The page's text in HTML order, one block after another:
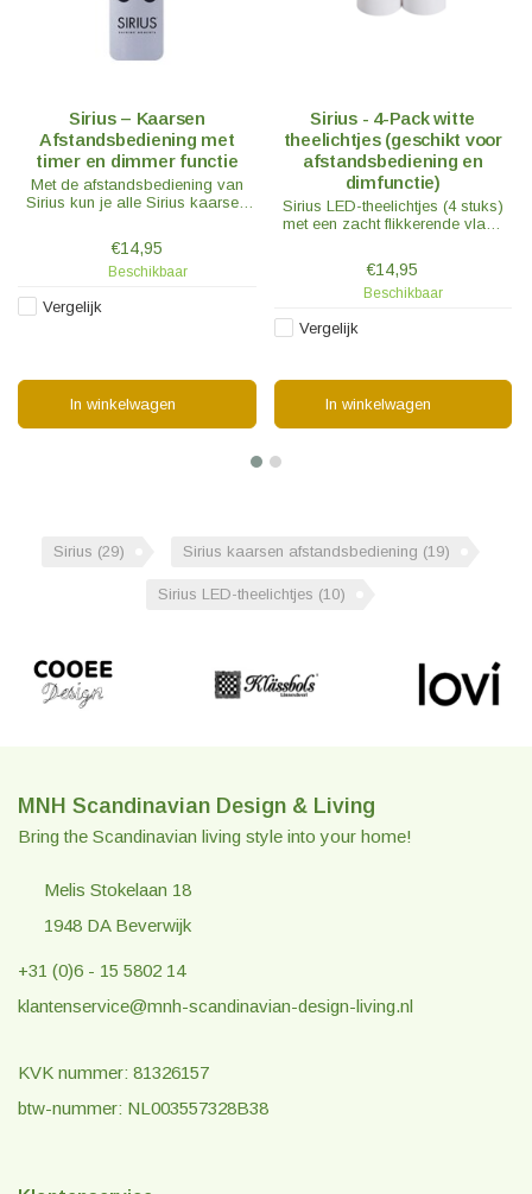
Sirius – Kaarsen
Afstandsbediening met
timer en dimmer functie
Met de afstandsbediening van
Sirius kun je alle Sirius kaarsen
gebruik maken van de handige
timer en dimmer functie.
€14,95
Beschikbaar
Vergelijk
In winkelwagen
Sirius - 4-Pack witte
theelichtjes (geschikt voor
afstandsbediening en
dimfunctie)
Sirius LED-theelichtjes (4 stuks)
met een zacht flikkerende vlam.
er net zo flikkerend uit als een
echte vlam.
€14,95
Beschikbaar
Vergelijk
In winkelwagen
Sirius (29) Sirius kaarsen afstandsbediening (19)
Sirius LED-theelichtjes (10)
MNH Scandinavian Design & Living
Bring the Scandinavian living style into your home!
Melis Stokelaan 18
1948 DA Beverwijk
+31 (0)6 - 15 5802 14
klantenservice@mnh-scandinavian-design-living.nl
KVK nummer: 81326157
btw-nummer: NL003557328B38